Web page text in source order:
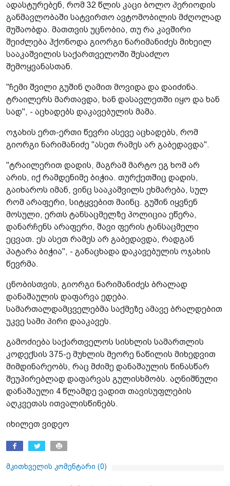
ადასტურებენ, რომ 32 წლის კაცი ბოლო პერიოდის
განმავლობაში სატვირთო ავტომობილის მძღოლად
მუშაობდა. მათთვის უცნობია, თუ რა კავშირი
შეიძლება ჰქონოდა გიორგი ნარიმანიძეს მიხეილ
სააკაშვილის საქართველოში შესაძლო
შემოყვანასთან.
"ჩემი შვილი გუშინ ღამით მოვიდა და დაიძინა.
ტრაილერს მართავდა, ხან დასავლეთში იყო და ხან
სად", - აცხადებს დაკავებულის მამა.
ოჯახის ერთ-ერთი წევრი ასევე აცხადებს, რომ
გიორგი ნარიმანიძე "ასეთ რამეს არ გაბედავდა".
"ტრაილერით დადის, მაგრამ მარტო ეგ ხომ არ
არის, იქ რამდენიმე ბიჭია. თურქეთშიც დადის,
გაიხაროს იმან, ვინც სააკაშვილს ეხმარება, სულ
რომ არაფერი, სიტყვებით მაინც. გუშინ იყვნენ
მოსული, ერთს ტანსაცმელზე პოლიცია ეწერა,
დანარჩენს არაფერი, შავი ფერის ტანსაცმელი
ეცვათ. ეს ასეთ რამეს არ გაბედავდა, რადგან
პატარა ბიჭია", - განაცხადა დაკავებულის ოჯახის
წევრმა.
ცნობისთვის, გიორგი ნარიმანიძეს ბრალად
დანაშაულის დაფარვა ედება.
სამართალდამცველებმა საქმეზე ამავე ბრალდებით
უკვე სამი პირი დააკავეს.
გამოძიება საქართველოს სისხლის სამართლის
კოდექსის 375-ე მუხლის მეორე ნაწილის მიხედვით
მიმდინარეობს, რაც მძიმე დანაშაულის წინასწარ
შეუპირებლად დაფარვას გულისხმობს. აღნიშნული
დანაშაული 4 წლამდე ვადით თავისუფლების
აღკვეთას ითვალისწინებს.
იხილეთ ვიდეო
მკითხველის კომენტარი (0)